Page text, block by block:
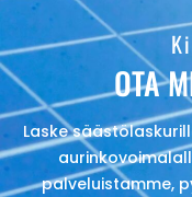
OTA
Laske
palveluistamme,